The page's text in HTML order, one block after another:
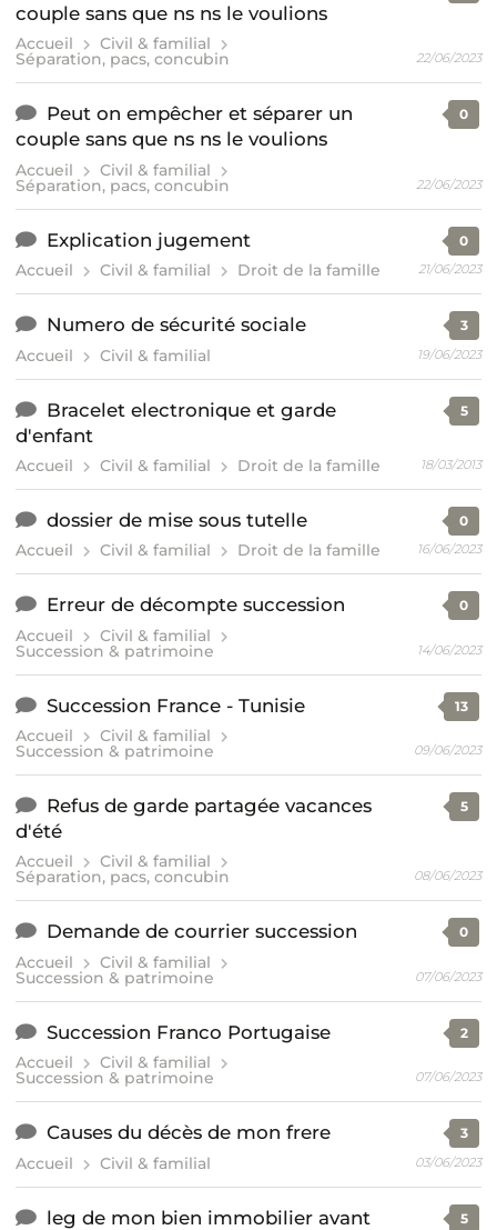
couple sans que ns ns le voulions
Accueil Civil & familial
Séparation, pacs, concubin 22/06/2023
Peut on empêcher et séparer un
couple sans que ns ns le voulions
Accueil Civil & familial
Séparation, pacs, concubin
0
22/06/2023
Explication jugement
Accueil Civil & familial Droit de la famille
0
21/06/2023
Numero de sécurité sociale
Accueil Civil & familial
3
19/06/2023
Bracelet electronique et garde
d'enfant
Accueil Civil & familial Droit de la famille
5
18/03/2013
dossier de mise sous tutelle
Accueil Civil & familial Droit de la famille
0
16/06/2023
Erreur de décompte succession
Accueil Civil & familial
Succession & patrimoine
0
14/06/2023
Succession France - Tunisie
Accueil Civil & familial
Succession & patrimoine
13
09/06/2023
Refus de garde partagée vacances
d'été
Accueil Civil & familial
Séparation, pacs, concubin
5
08/06/2023
Demande de courrier succession
Accueil Civil & familial
Succession & patrimoine
0
07/06/2023
Succession Franco Portugaise
Accueil Civil & familial
Succession & patrimoine
2
07/06/2023
Causes du décès de mon frere
Accueil Civil & familial
3
03/06/2023
leg de mon bien immobilier avant
5